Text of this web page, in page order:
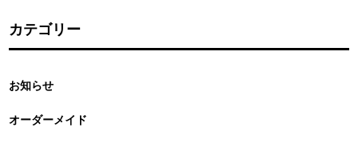
カテゴリー
お知らせ
オーダーメイド